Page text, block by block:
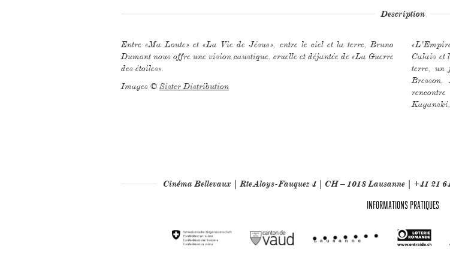
Description
Entre «Ma Loute» et «La Vie de Jésus», entre le ciel et la terre, Bruno
Dumont nous offre une vision caustique, cruelle et déjantée de «La Guerre
des étoiles».
Images © Sister Distribution
Calais et
terre, un
Kaganski,
Cinéma Bellevaux | Rte Aloys-Fauquez 4 | CH – 1018 Lausanne | +41 21
INFORMATIONS PRATIQUES